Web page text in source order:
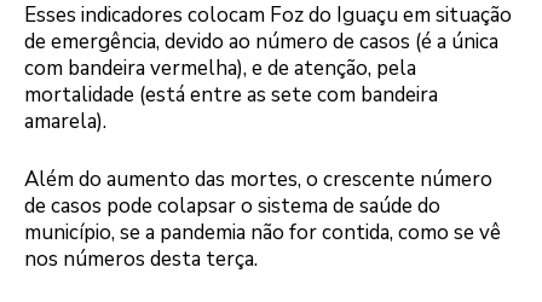
Esses indicadores colocam Foz do Iguaçu em situação
de emergência, devido ao número de casos (é a única
com bandeira vermelha), e de atenção, pela
mortalidade (está entre as sete com bandeira
amarela).
Além do aumento das mortes, o crescente número
de casos pode colapsar o sistema de saúde do
município, se a pandemia não for contida, como se vê
nos números desta terça.